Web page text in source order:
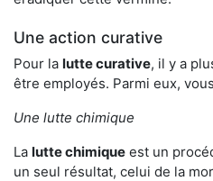
Une action curative
Pour la lutte curative, il y a
être employés. Parmi eux,
Une lutte chimique
La lutte chimique est un
un seul résultat, celui de la